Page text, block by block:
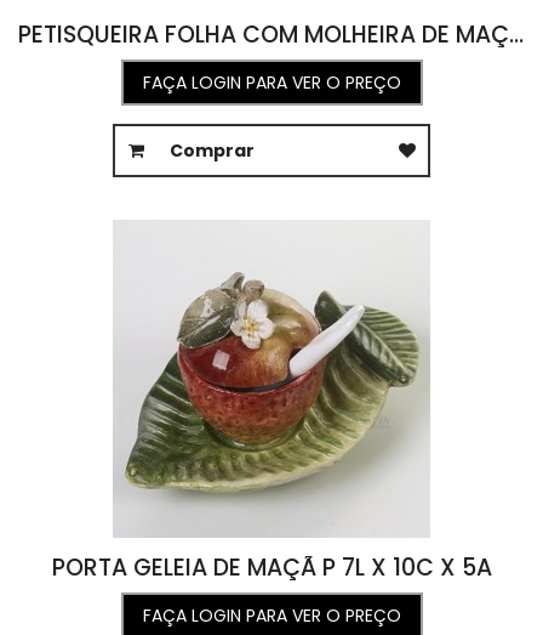
PETISQUEIRA FOLHA COM MOLHEIRA DE MAÇÃ 24L X 51C X 4A
FAÇA LOGIN PARA VER O PREÇO
Comprar
PORTA GELEIA DE MAÇÃ P 7L X 10C X 5A
FAÇA LOGIN PARA VER O PREÇO